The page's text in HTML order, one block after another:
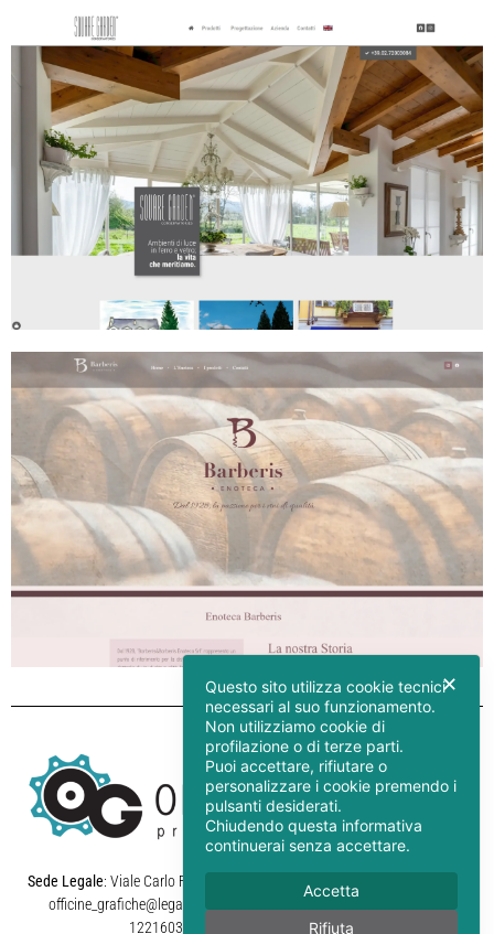
Sede Legale: Viale Carlo Fassò 3 – 13011 Borgosesia (Vc) – ITALY | pec:
officine_grafiche@legalmail.it |
12216030010 |
: M5UXCR1
✕
Questo sito utilizza cookie tecnici
necessari al suo funzionamento.
Non utilizziamo cookie di
profilazione o di terze parti.
Puoi accettare, rifiutare o
personalizzare i cookie premendo i
pulsanti desiderati.
Chiudendo questa informativa
continuerai senza accettare.
Accetta
Rifiuta